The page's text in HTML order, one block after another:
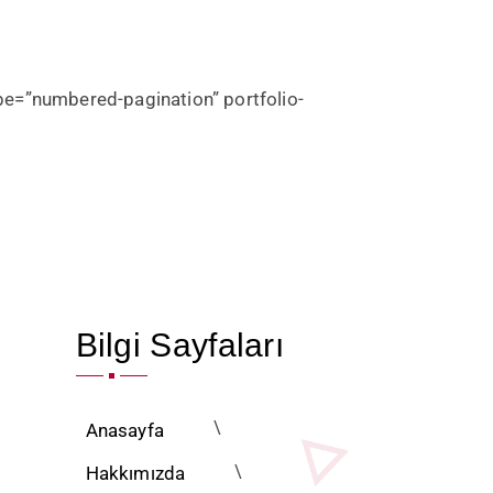
pagination” portfolio-
Bilgi Sayfaları
Anasayfa
Hakkımızda